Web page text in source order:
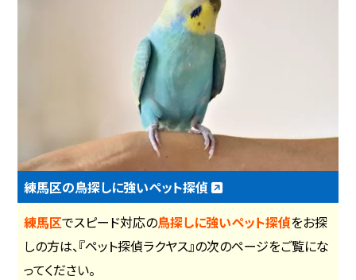
練馬区の鳥探しに強いペット探偵
練馬区でスピード対応の鳥探しに強いペット探偵をお探
しの方は、『ペット探偵ラクヤス』の次のページをご覧にな
ってください。